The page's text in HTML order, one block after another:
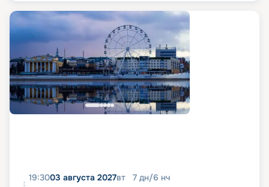
19:3003 августа 2027вт 7 дн/6 нч